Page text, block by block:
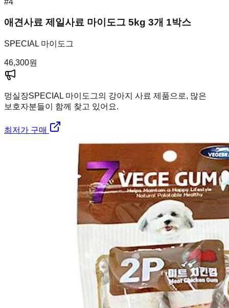
애견사료 제일사료 마이도그 5kg 3개 1박스
SPECIAL 마이도그
46,300원
멍실장SPECIAL 마이도그의 강아지 사료 제품으로, 많은
보호자분들이 함께 찾고 있어요.
최저가 구매